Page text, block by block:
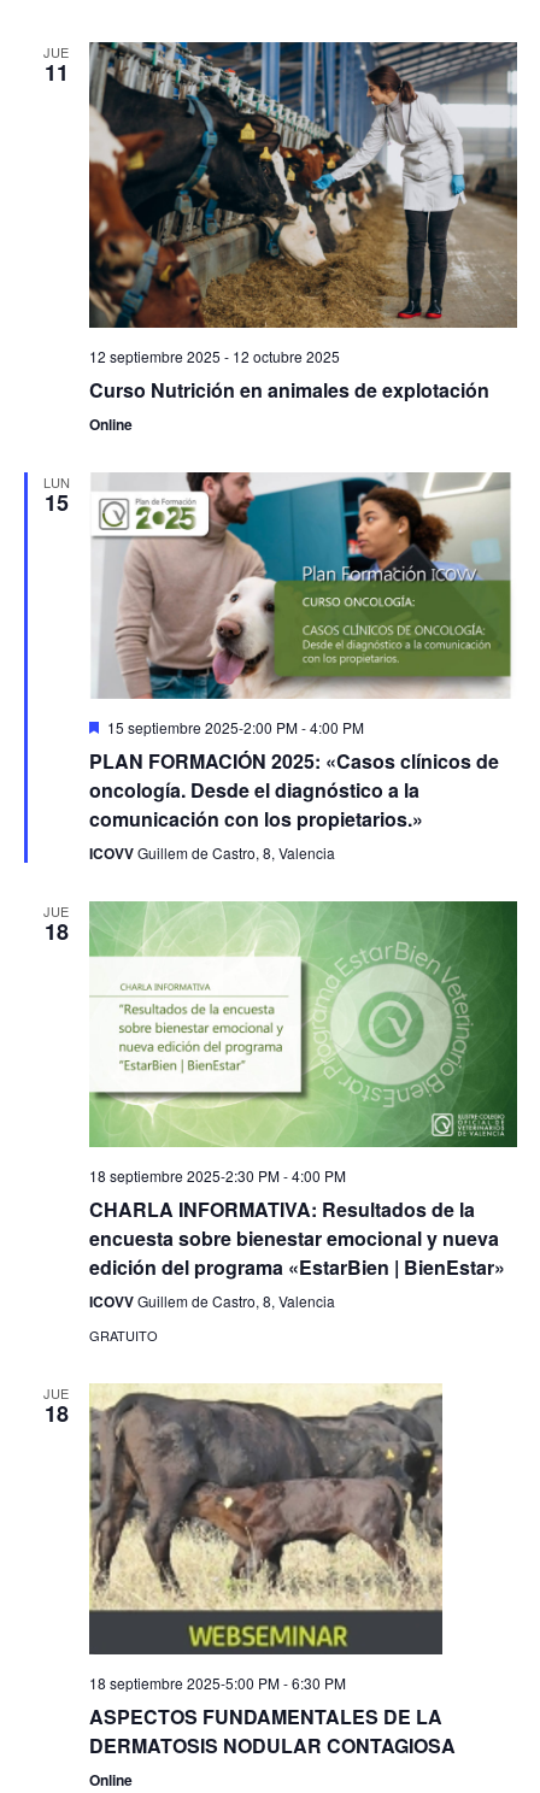
JUE
11
12 septiembre 2025 - 12 octubre 2025
Curso Nutrición en animales de explotación
Online
LUN
15
Destacado
15 septiembre 2025-2:00 PM-4:00 PM
PLAN FORMACIÓN 2025: «Casos clínicos de
oncología. Desde el diagnóstico a la
comunicación con los propietarios.»
ICOVVGuillem de Castro, 8, Valencia
JUE
18
18 septiembre 2025-2:30 PM-4:00 PM
CHARLA INFORMATIVA: Resultados de la
encuesta sobre bienestar emocional y nueva
edición del programa «EstarBien | BienEstar»
ICOVVGuillem de Castro, 8, Valencia
GRATUITO
JUE
18
18 septiembre 2025-5:00 PM-6:30 PM
ASPECTOS FUNDAMENTALES DE LA
DERMATOSIS NODULAR CONTAGIOSA
Online